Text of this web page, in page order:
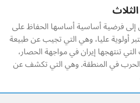
إلى فرضية أساسية أساسها الحفاظ على
أولوية عليا، وهي التي تجيب عن طبيعة
تنتهجها إيران في مواجهة الحصار،
في المنطقة. وهي التي تكشف عن